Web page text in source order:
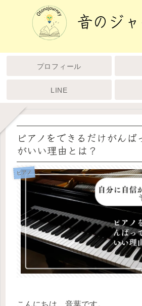
プロフィール
LINE
ピアノをできるだけがん
がいい理由とは？
ピアノ
こんにちは、音葉です。